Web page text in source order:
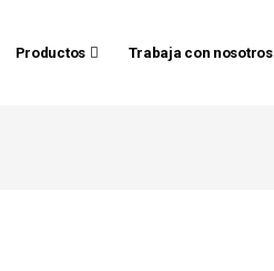
Productos Trabaja con nosotros